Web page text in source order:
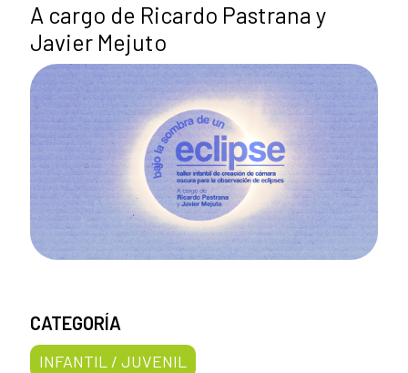
A cargo de Ricardo Pastrana y
Javier Mejuto
CATEGORÍA
INFANTIL / JUVENIL